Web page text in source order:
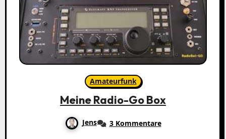
Amateurfunk
Meine Radio-Go Box
Jens 3 Kommentare